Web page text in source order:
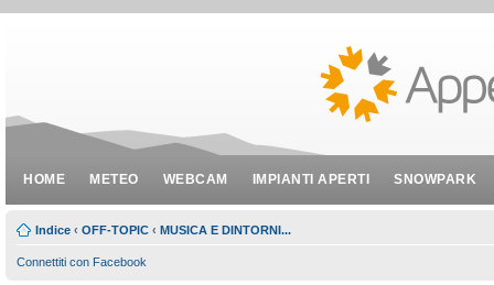
HOME METEO WEBCAM IMPIANTI APERTI SNOWPARK
Indice ‹ OFF-TOPIC ‹ MUSICA E DINTORNI...
Connettiti con Facebook